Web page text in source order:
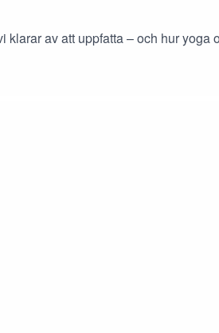
klarar av att uppfatta – och hur yoga